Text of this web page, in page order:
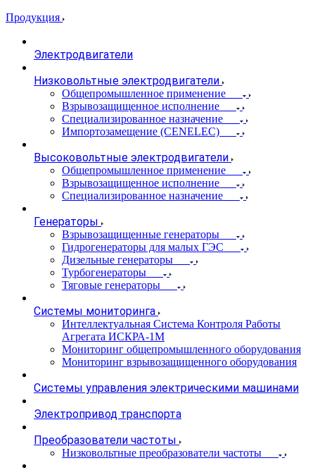
Продукция
Электродвигатели
Низковольтные электродвигатели
Общепромышленное применение
Взрывозащищенное исполнение
Специализированное назначение
Импортозамещение (CENELEC)
Высоковольтные электродвигатели
Общепромышленное применение
Взрывозащищенное исполнение
Специализированное назначение
Генераторы
Взрывозащищенные генераторы
Гидрогенераторы для малых ГЭС
Дизельные генераторы
Турбогенераторы
Тяговые генераторы
Системы мониторинга
Интеллектуальная Система Контроля Работы
Агрегата ИСКРА-1М
Мониторинг общепромышленного оборудования
Мониторинг взрывозащищенного оборудования
Системы управления электрическими машинами
Электропривод транспорта
Преобразователи частоты
Низковольтные преобразователи частоты